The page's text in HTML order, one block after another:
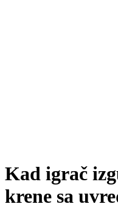
Kad igrač
krene sa